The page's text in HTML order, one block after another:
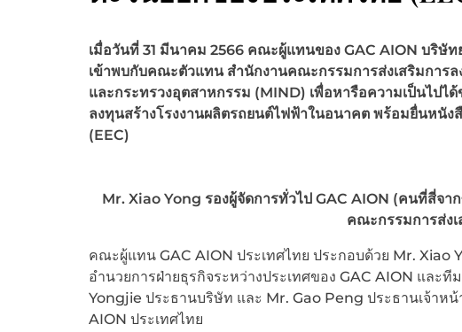
เมื่อวันที่ 31 มีนาคม 2566 คณะผู้แทนของ GAC AION บริษัท
เข้าพบกับคณะตัวแทน สำนักงานคณะกรรมการส่งเสริมการ
และกระทรวงอุตสาหกรรม (MIND) เพื่อหารือความเป็นไปได้
ลงทุนสร้างโรงงานผลิตรถยนต์ไฟฟ้าในอนาคต พร้อมยื่นหนั
(EEC)
Mr. Xiao Yong รองผู้จัดการทั่วไป GAC AION (คนที่สี่จ
คณะกรรมการส่ง
คณะผู้แทน GAC AION ประเทศไทย ประกอบด้วย Mr. Xiao
อำนวยการฝ่ายธุรกิจระหว่างประเทศของ GAC AION และ
Yongjie ประธานบริษัท และ Mr. Gao Peng ประธานเจ้าห
AION ประเทศไทย